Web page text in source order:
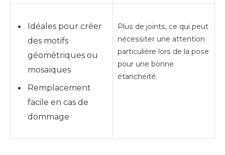
Idéales pour créer
des motifs
géométriques ou
mosaïques
Remplacement
facile en cas de
dommage
Plus de joints, ce qui peut
nécessiter une attention
particulière lors de la pose
pour une bonne
étanchéité.